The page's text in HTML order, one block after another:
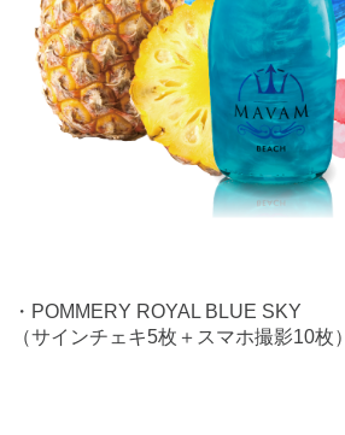
・POMMERY ROYAL BLUE SKY
（サインチェキ5枚＋スマホ撮影10枚）